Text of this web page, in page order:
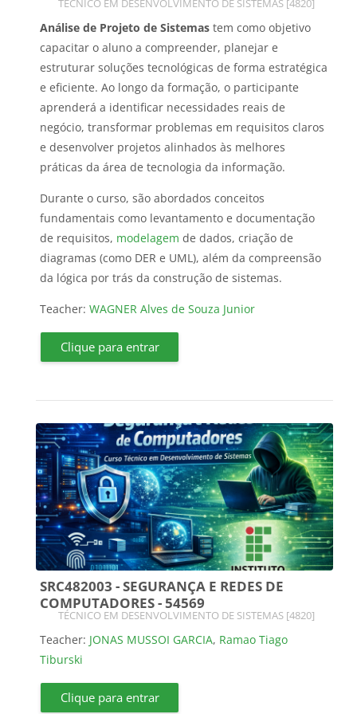
TÉCNICO EM DESENVOLVIMENTO DE SISTEMAS [4820]
Análise de Projeto de Sistemas tem como objetivo
capacitar o aluno a compreender, planejar e
estruturar soluções tecnológicas de forma estratégica
e eficiente. Ao longo da formação, o participante
aprenderá a identificar necessidades reais de
negócio, transformar problemas em requisitos claros
e desenvolver projetos alinhados às melhores
práticas da área de tecnologia da informação.
Durante o curso, são abordados conceitos
fundamentais como levantamento e documentação
de requisitos, modelagem de dados, criação de
diagramas (como DER e UML), além da compreensão
da lógica por trás da construção de sistemas.
Teacher: WAGNER Alves de Souza Junior
Clique para entrar
SRC482003 - SEGURANÇA E REDES DE
COMPUTADORES - 54569
Course category
TÉCNICO EM DESENVOLVIMENTO DE SISTEMAS [4820]
Teacher: JONAS MUSSOI GARCIA, Ramao Tiago
Tiburski
Clique para entrar